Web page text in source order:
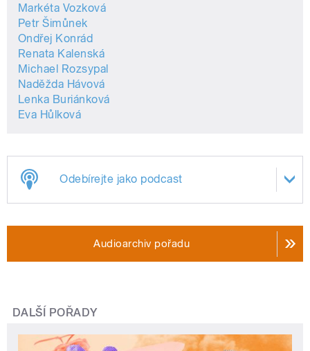
Markéta Vozková
Petr Šimůnek
Ondřej Konrád
Renata Kalenská
Michael Rozsypal
Naděžda Hávová
Lenka Buriánková
Eva Hůlková
Odebírejte jako podcast
Audioarchiv pořadu
DALŠÍ POŘADY